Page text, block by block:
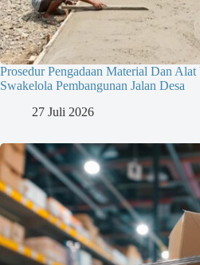
Prosedur Pengadaan Material Dan
Swakelola Pembangunan Jalan Desa
27 Juli 2026